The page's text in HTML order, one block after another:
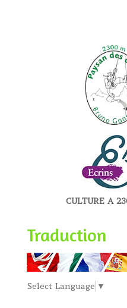
CULTURE A
Traduction
Select Language ▼